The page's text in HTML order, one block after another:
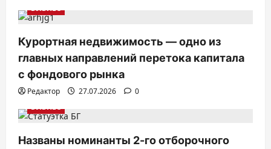
я
о
з
а
и
с
БИЗНЕС
Курортная недвижимость — одно из
главных направлений перетока капитала
с фондового рынка
Редактор 27.07.2026
0
БИЗНЕС
Названы номинанты 2-го отборочного